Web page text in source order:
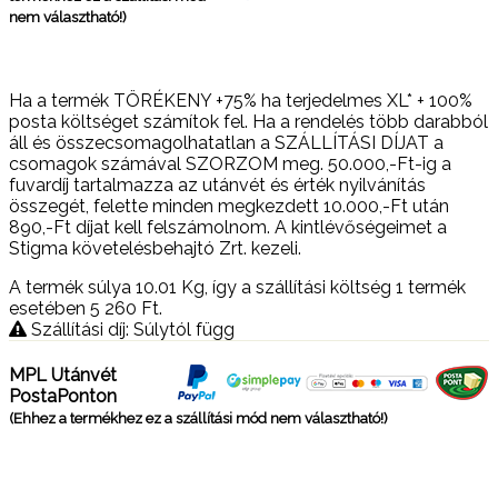
nem választható!)
Ha a termék TÖRÉKENY +75% ha terjedelmes XL* + 100%
posta költséget számítok fel. Ha a rendelés több darabból
áll és összecsomagolhatatlan a SZÁLLÍTÁSI DÍJAT a
csomagok számával SZORZOM meg. 50.000,-Ft-ig a
fuvardíj tartalmazza az utánvét és érték nyilvánítás
összegét, felette minden megkezdett 10.000,-Ft után
890,-Ft díjat kell felszámolnom. A kintlévőségeimet a
Stigma követelésbehajtó Zrt. kezeli.
A termék súlya 10.01 Kg , így a szállítási költség 1 termék
esetében 5 260 Ft.
Szállítási díj: Súlytól függ
MPL Utánvét
PostaPonton
(Ehhez a termékhez ez a szállítási mód nem választható!)